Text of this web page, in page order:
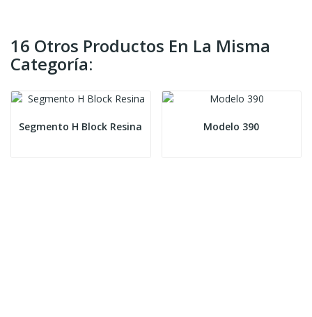
16 Otros Productos En La Misma
Categoría:
Segmento H Block Resina Modelo 390